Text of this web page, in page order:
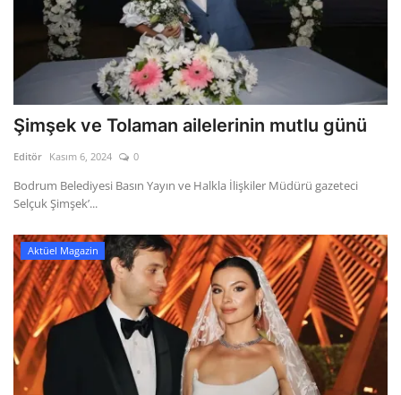
Şimşek ve Tolaman ailelerinin mutlu günü
Editör Kasım 6, 2024 0
Bodrum Belediyesi Basın Yayın ve Halkla İlişkiler Müdürü gazeteci
Selçuk Şimşek’...
Aktüel Magazin